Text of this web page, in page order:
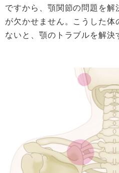
ですから、顎関節の問題を
が欠かせません。こうした
ないと、顎のトラブルを解決